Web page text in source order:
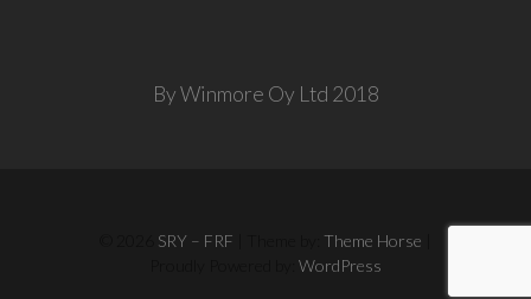
By Winmore Oy Ltd 2018
SRY – FRF Theme Horse
WordPress